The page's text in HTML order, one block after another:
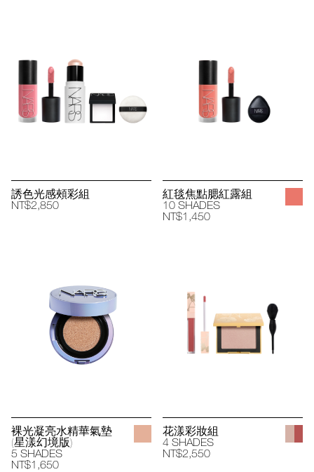
誘色光感頰彩組
NT$2,850
紅毯焦點腮紅露組
10 SHADES
NT$1,450
裸光凝亮水精華氣墊
(星漾幻境版)
5 SHADES
NT$1,650
花漾彩妝組
4 SHADES
NT$2,550